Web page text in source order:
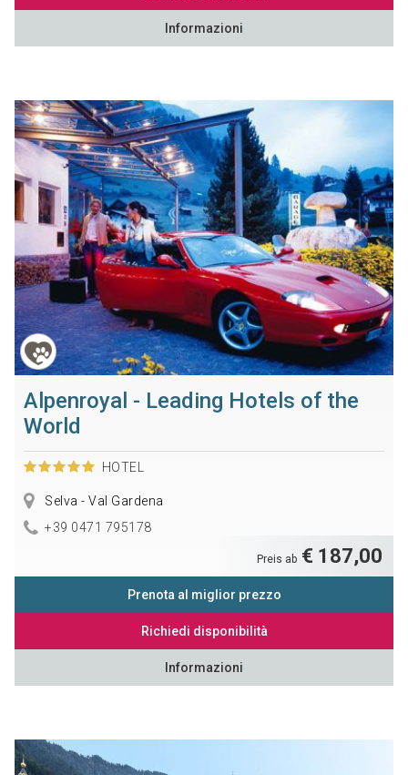
Informazioni
Alpenroyal - Leading Hotels of the
World
HOTEL
Selva - Val Gardena
+39 0471 795178
Preis ab € 187,00
Prenota al miglior prezzo
Richiedi disponibilità
Informazioni